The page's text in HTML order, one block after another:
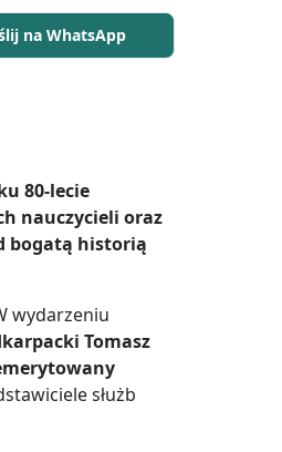
na WhatsApp
80-lecie
nauczycieli oraz
bogatą historią
wydarzeniu
Tomasz
służb